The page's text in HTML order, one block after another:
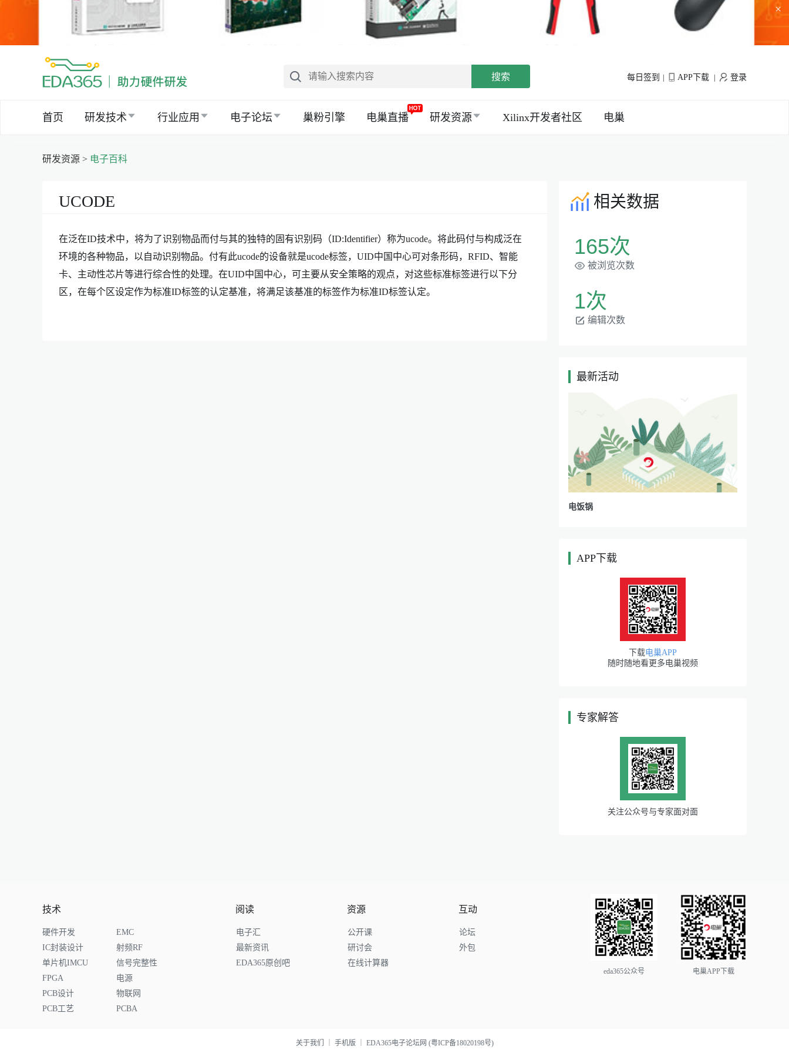
×
搜索 每日签到 APP下载 登录
首页 研发技术 行业应用 电子论坛 巢粉引擎 电巢直播 研发资源 Xilinx开发者社区 电巢
研发资源 > 电子百科
UCODE
在泛在ID技术中，将为了识别物品而付与其的独特的固有识别码（ID:Identifier）称为ucode。将此码付与构成泛在
环境的各种物品，以自动识别物品。付有此ucode的设备就是ucode标签，UID中国中心可对条形码，RFID、智能
卡、主动性芯片等进行综合性的处理。在UID中国中心，可主要从安全策略的观点，对这些标准标签进行以下分
区，在每个区设定作为标准ID标签的认定基准，将满足该基准的标签作为标准ID标签认定。
相关数据
165次
被浏览次数
1次
编辑次数
最新活动
电饭锅
APP下载
下载电巢APP
随时随地看更多电巢视频
专家解答
关注公众号与专家面对面
技术
硬件开发
EMC
IC封装设计
射频RF
单片机IMCU
信号完整性
FPGA
电源
PCB设计
物联网
PCB工艺
PCBA
阅读
电子汇
最新资讯
EDA365原创吧
资源
公开课
研讨会
在线计算器
互动
论坛
外包
eda365公众号 电巢APP下载
关于我们 手机版 EDA365电子论坛网 (粤ICP备18020198号)